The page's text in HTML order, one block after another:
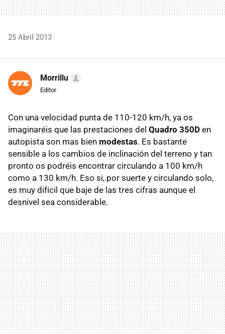
25 Abril 2013
Morrillu
Editor
Con una velocidad punta de 110-120 km/h, ya os
imaginaréis que las prestaciones del Quadro 350D en
autopista son mas bien modestas. Es bastante
sensible a los cambios de inclinación del terreno y tan
pronto os podréis encontrar circulando a 100 km/h
como a 130 km/h. Eso si, por suerte y circulando solo,
es muy difícil que baje de las tres cifras aunque el
desnivel sea considerable.